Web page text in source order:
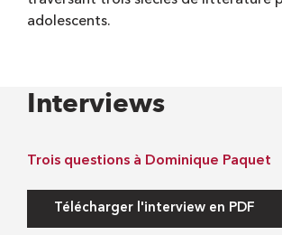
adolescents.
Interviews
Trois questions à Dominique Paquet
Télécharger l'interview en PDF